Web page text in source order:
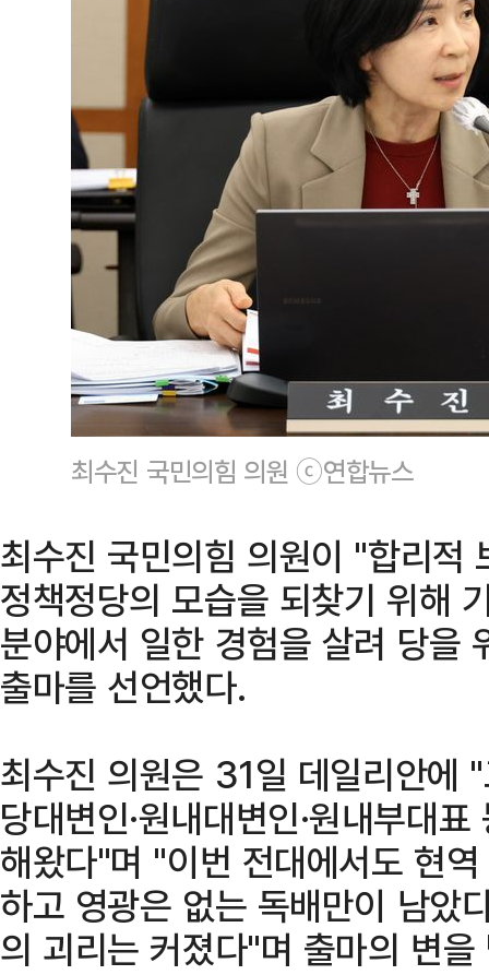
최수진 국민의힘 의원 ⓒ연합뉴스
최수진 국민의힘 의원이 "합리적
정책정당의 모습을 되찾기 위해
분야에서 일한 경험을 살려 당을
출마를 선언했다.
최수진 의원은 31일 데일리안에
당대변인·원내대변인·원내부대
해왔다"며 "이번 전대에서도 현
하고 영광은 없는 독배만이 남았
의 괴리는 커졌다"며 출마의 변을